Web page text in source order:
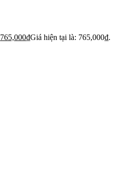
765,000₫Giá hiện tại là: 765,000₫.